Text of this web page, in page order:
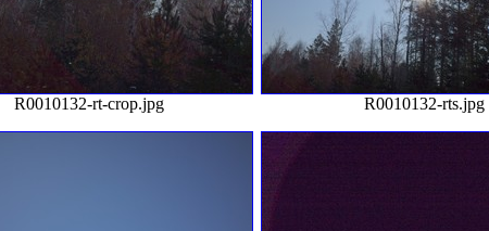
R0010132-rt-crop.jpg R0010132-rts.jpg